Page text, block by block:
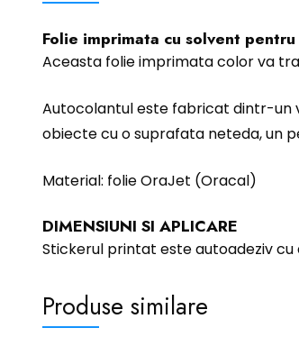
Folie imprimata cu solvent
Aceasta folie imprimata color va
Autocolantul este fabricat dintr-un
obiecte cu o suprafata neteda, un
Material: folie OraJet (Oracal)
DIMENSIUNI SI APLICARE
Stickerul printat este autoadeziv cu
Produse similare